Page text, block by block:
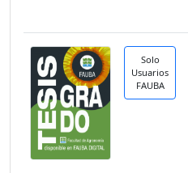
Solo
Usuarios
FAUBA